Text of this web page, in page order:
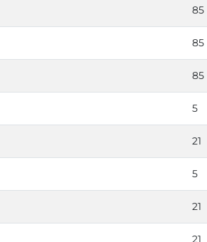
85
85
85
5
21
5
21
21